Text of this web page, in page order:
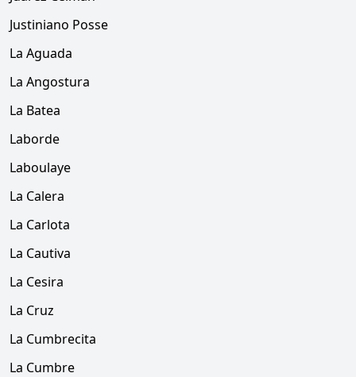
Justiniano Posse
La Aguada
La Angostura
La Batea
Laborde
Laboulaye
La Calera
La Carlota
La Cautiva
La Cesira
La Cruz
La Cumbrecita
La Cumbre